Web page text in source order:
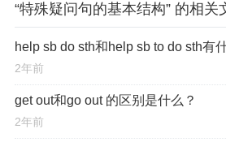
“特殊疑问句的基本结构” 的相关
help sb do sth和help sb to do sth有
2年前
get out和go out 的区别是什么？
2年前